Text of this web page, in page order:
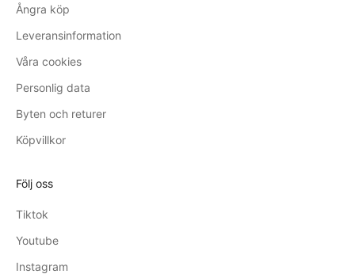
Ångra köp
Leveransinformation
Våra cookies
Personlig data
Byten och returer
Köpvillkor
Följ oss
Tiktok
Youtube
Instagram